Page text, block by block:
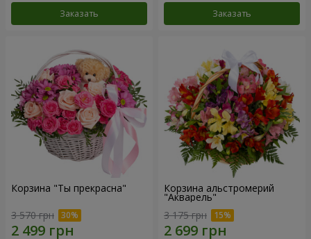
Заказать Заказать
Корзина "Ты прекрасна"
3 570 грн
Корзина альстромерий
"Акварель"
3 175 грн